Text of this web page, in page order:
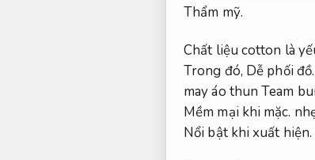
Thẩm mỹ.
Chất liệu cotton là
Trong đó, Dễ phối đồ.
may áo thun Team
Mềm mại khi mặc.
Nổi bật khi xuất hiện.